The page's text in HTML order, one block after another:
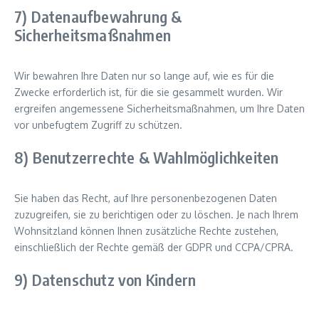
7) Datenaufbewahrung &
Sicherheitsmaßnahmen
Wir bewahren Ihre Daten nur so lange auf, wie es für die
Zwecke erforderlich ist, für die sie gesammelt wurden. Wir
ergreifen angemessene Sicherheitsmaßnahmen, um Ihre Daten
vor unbefugtem Zugriff zu schützen.
8) Benutzerrechte & Wahlmöglichkeiten
Sie haben das Recht, auf Ihre personenbezogenen Daten
zuzugreifen, sie zu berichtigen oder zu löschen. Je nach Ihrem
Wohnsitzland können Ihnen zusätzliche Rechte zustehen,
einschließlich der Rechte gemäß der GDPR und CCPA/CPRA.
9) Datenschutz von Kindern